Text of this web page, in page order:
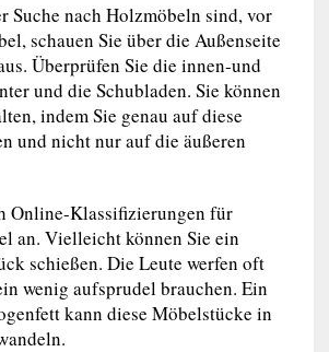
Suche nach Holzmöbeln sind, vor
schauen Sie über die Außenseite
Überprüfen Sie die innen-und
und die Schubladen. Sie können
indem Sie genau auf diese
und nicht nur auf die äußeren
Online-Klassifizierungen für
an. Vielleicht können Sie ein
schießen. Die Leute werfen oft
wenig aufsprudel brauchen. Ein
kann diese Möbelstücke in